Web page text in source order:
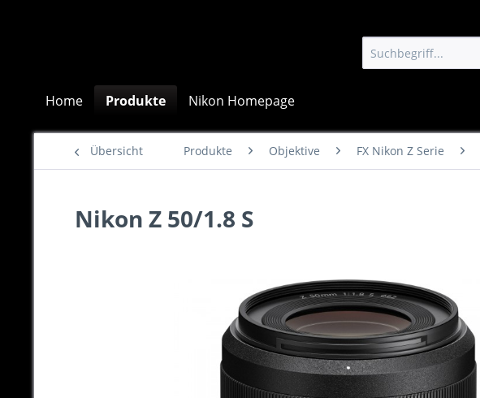
Home Produkte Nikon Homepage
Übersicht Produkte Objektive FX Nikon Z Serie
Nikon Z 50/1.8 S